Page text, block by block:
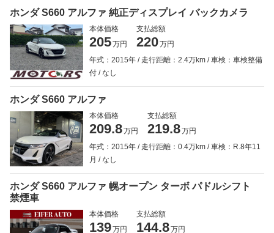
ホンダ S660 アルファ 純正ディスプレイ バックカメラ
本体価格
205万円
支払総額
220万円
年式：2015年
走行距離：2.4万km
車検：車検整備
付
なし
ホンダ S660 アルファ
本体価格
209.8万円
支払総額
219.8万円
年式：2015年
走行距離：0.4万km
車検：R.8年11
月
なし
ホンダ S660 アルファ 幌オープン ターボ パドルシフト
禁煙車
本体価格
139万円
支払総額
144.8万円